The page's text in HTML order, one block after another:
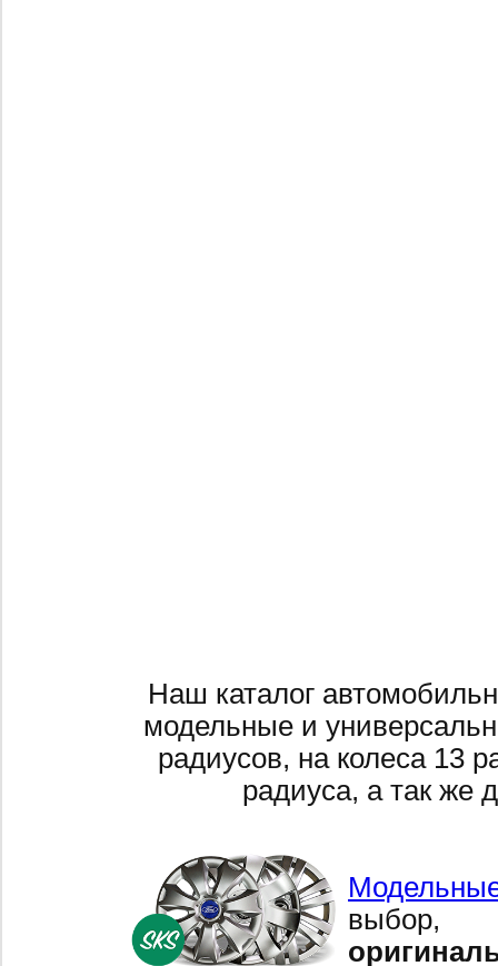
Наш каталог
модельные и
радиусов, на колеса 13
радиуса, а так же
выбор,